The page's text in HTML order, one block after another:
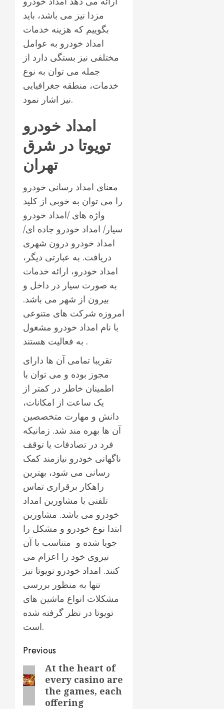
مزدا نیز می باشد، باید
بگوییم که هزینه خدمات
امداد خودرو به عوامل
مختلفی نیز بستگی دارد از
جمله می توان به نوع
خدمات، منطقه جغرافیایی
نیز اشار نمود.
امداد خودرو
تویوتا در شرق
تهران
معنای امداد رسانی خودرو
را می توان به خوبی از کلید
واژه های /امداد خودرو
سیار/ امداد خودرو جاده ای/
امداد خودرو درون شهری
دریافت. به عبارتی دیگر،
امداد خودرو، ارائه خدمات
به صورت سیار در داخل و
بیرون از شهر می باشد.
امروزه شرکت های متنوعی
با نام امداد خودرو مشغول
به فعالیت هستند .
تقریبا تمامی آن ها دارای
مجوز بوده و می توان با
اطمینان خاطر در کمتر از
یک ساعت از امکانات،
دانش و مهارت متخصصین
آن ها بهره مند شد. زمانیکه
فرد در تصادفات یا توقف
ناگهانی خودرو نیازمند کمک
رسانی می شود، بهترین
راهکار برقراری تماس
تلفنی با مشاورین امداد
خودرو می باشد. مشاورین
ابتدا نوع خودرو و مشکل را
جویا شده و متناسب با آن
نیروی خود را اعزام می
کنند. امداد خودرو تویوتا نیز
تنها به منظور بررسی
مشکلات انواع ماشین های
تویوتا در نظر گرفته شده
است.
Post
navigation
Previous
Previous
post:
At the heart of
every casino are
the games, each
offering